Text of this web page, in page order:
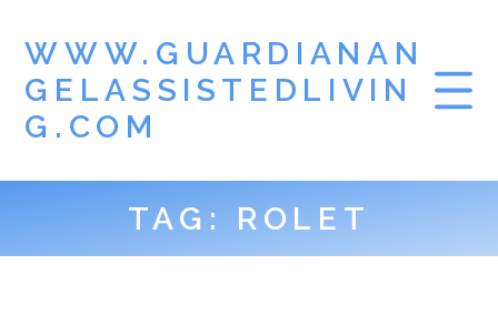
WWW.GUARDIANAN
GELASSISTEDLIVIN
G.COM
TAG: ROLET